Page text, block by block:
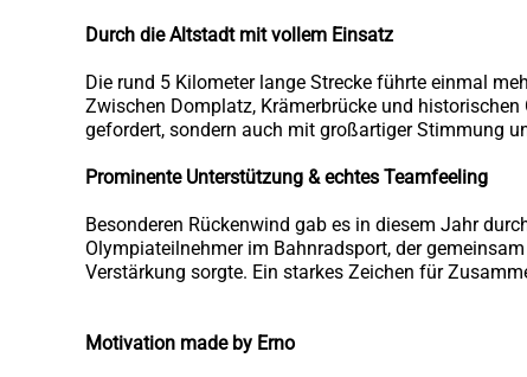
Durch die Altstadt mit vollem Einsatz
Die rund 5 Kilometer lange Strecke führte einmal
Zwischen Domplatz, Krämerbrücke und
gefordert, sondern auch mit großartiger Stimmung
Prominente Unterstützung & echtes Teamfeeling
Besonderen Rückenwind gab es in diesem Jahr
Olympiateilnehmer im Bahnradsport, der
Verstärkung sorgte. Ein starkes Zeichen für
Motivation made by Erno